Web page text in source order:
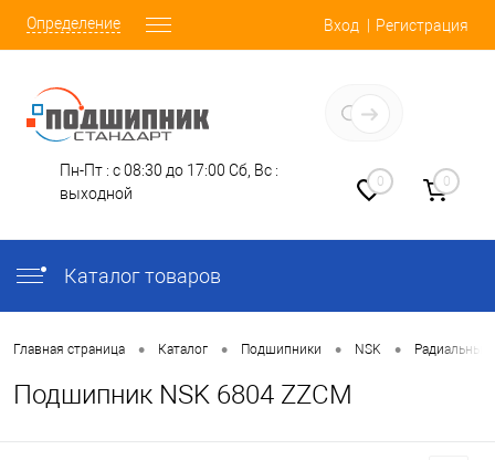
Определение Вход Регистрация
Пн-Пт : с 08:30 до 17:00 Сб, Вс :
выходной
0 0
Каталог товаров
Главная страница • Каталог • Подшипники • NSK •
Подшипник NSK 6804 ZZCM